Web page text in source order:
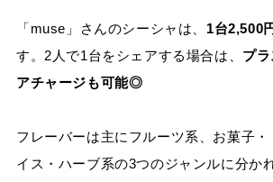
「muse」さんのシーシャは、 1台2,500
す。2人で1台をシェアする場合は、 プ
アチャージも可能◎
フレーバーは主にフルーツ系、お菓子
イス・ハーブ系の3つのジャンルに分か